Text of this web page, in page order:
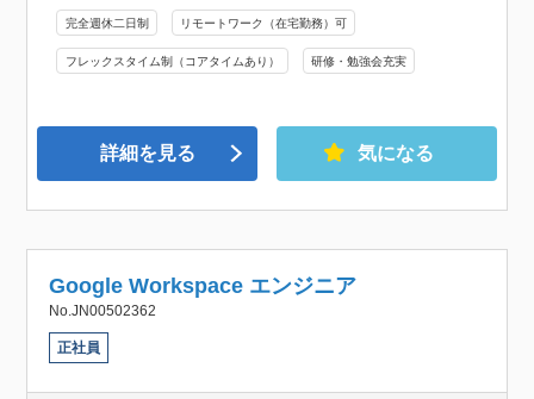
完全週休二日制 リモートワーク（在宅勤務）可
フレックスタイム制（コアタイムあり） 研修・勉強会充実
詳細を見る 気になる
Google Workspace エンジニア
No.JN00502362
正社員